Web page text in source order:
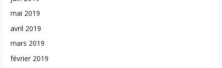
mai 2019
avril 2019
mars 2019
février 2019